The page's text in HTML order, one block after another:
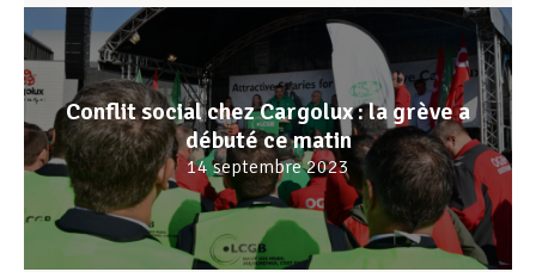
Conflit social chez Cargolux : la grève a
débuté ce matin
14 septembre 2023